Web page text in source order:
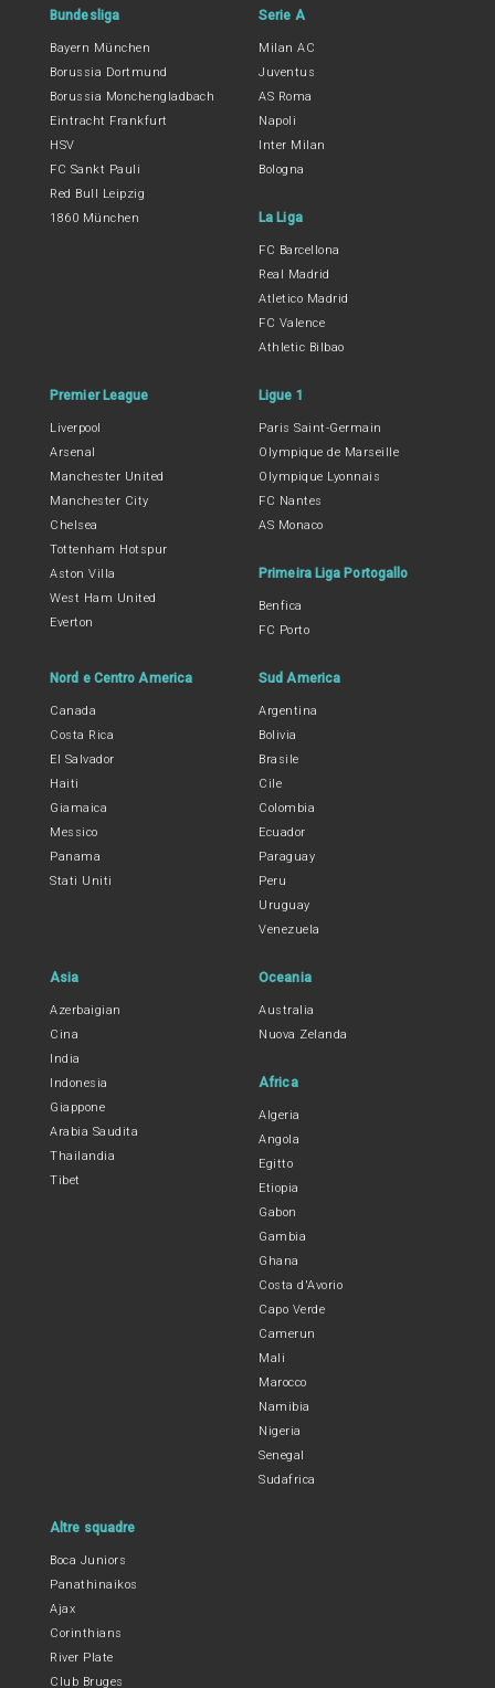
Bundesliga
Bayern München
Borussia Dortmund
Borussia Monchengladbach
Eintracht Frankfurt
HSV
FC Sankt Pauli
Red Bull Leipzig
1860 München
Serie A
Milan AC
Juventus
AS Roma
Napoli
Inter Milan
Bologna
La Liga
FC Barcellona
Real Madrid
Atletico Madrid
FC Valence
Athletic Bilbao
Premier League
Liverpool
Arsenal
Manchester United
Manchester City
Chelsea
Tottenham Hotspur
Aston Villa
West Ham United
Everton
Ligue 1
Paris Saint-Germain
Olympique de Marseille
Olympique Lyonnais
FC Nantes
AS Monaco
Primeira Liga Portogallo
Benfica
FC Porto
Nord e Centro America
Canada
Costa Rica
El Salvador
Haiti
Giamaica
Messico
Panama
Stati Uniti
Sud America
Argentina
Bolivia
Brasile
Cile
Colombia
Ecuador
Paraguay
Peru
Uruguay
Venezuela
Asia
Azerbaigian
Cina
India
Indonesia
Giappone
Arabia Saudita
Thailandia
Tibet
Oceania
Australia
Nuova Zelanda
Africa
Algeria
Angola
Egitto
Etiopia
Gabon
Gambia
Ghana
Costa d'Avorio
Capo Verde
Camerun
Mali
Marocco
Namibia
Nigeria
Senegal
Sudafrica
Altre squadre
Boca Juniors
Panathinaikos
Ajax
Corinthians
River Plate
Club Bruges